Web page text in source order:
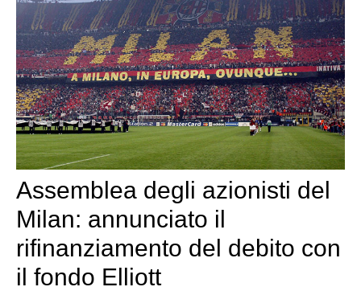
Assemblea degli azionisti del
Milan: annunciato il
rifinanziamento del debito con
il fondo Elliott